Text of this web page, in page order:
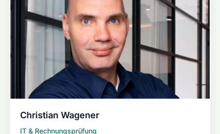
Christian Wagener
IT & Rechnungsprüfung